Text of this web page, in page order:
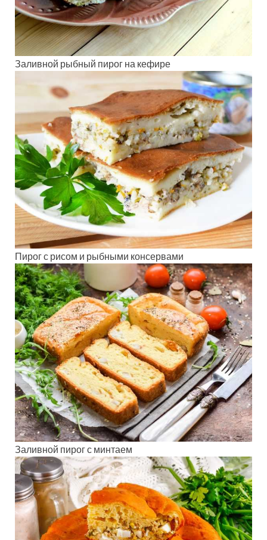
Заливной рыбный пирог на кефире
Пирог с рисом и рыбными консервами
Заливной пирог с минтаем